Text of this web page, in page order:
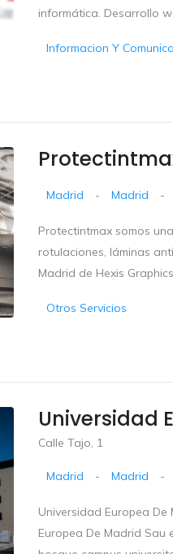
informática. Desarrollo
Informacion Y
Madrid - Madrid -
Protectintmax somos
rotulaciones, láminas
Madrid de Hexis
Otros Servicios
Universidad
Calle Tajo, 1
Madrid - Madrid -
Universidad Europea
Europea De Madrid